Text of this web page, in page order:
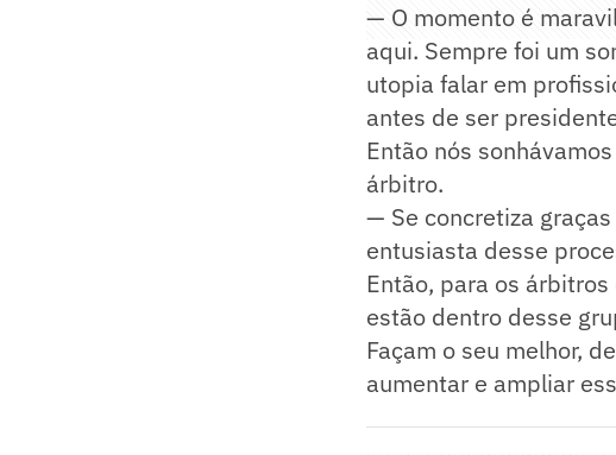
— O momento é
aqui. Sempre foi um
utopia falar em
antes de ser
Então nós
árbitro.
— Se concretiza
entusiasta desse
Então, para os
estão dentro desse
Façam o seu melhor,
aumentar e ampliar